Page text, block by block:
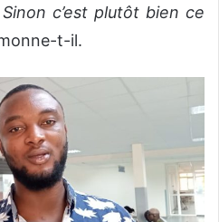
c’est plutôt bien ce
t-il.